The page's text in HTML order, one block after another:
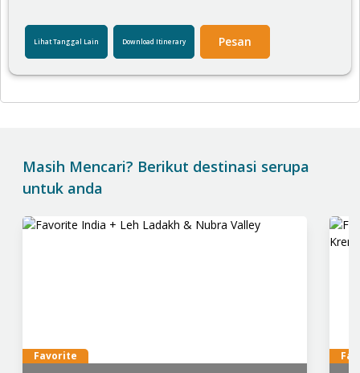
Lihat Tanggal Lain Download Itinerary Pesan
Masih Mencari? Berikut destinasi serupa
untuk anda
Favorite